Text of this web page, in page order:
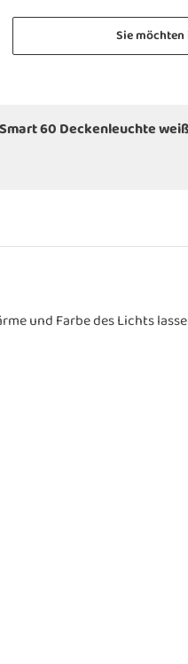
Sie
60 Deckenleuchte
und Farbe des Lichts